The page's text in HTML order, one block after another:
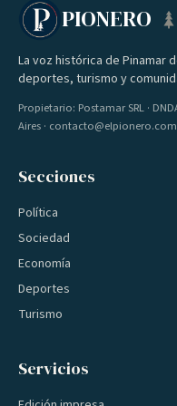
PIONERO
La voz histórica de Pinamar
deportes, turismo y
Propietario: Postamar SRL ·
Aires ·
Secciones
Política
Sociedad
Economía
Deportes
Turismo
Servicios